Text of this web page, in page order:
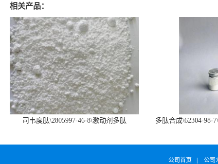
相关产品：
司韦度肽\2805997-46-8\激动剂多肽
多肽合成\62304-98-
公司首页
公司